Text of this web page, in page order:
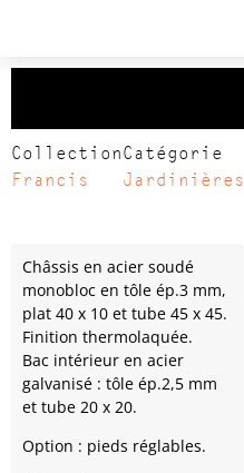
Collection
Francis
Catégorie
Jardinières
Châssis en acier soudé
monobloc en tôle ép.3 mm,
plat 40 x 10 et tube 45 x 45.
Finition thermolaquée.
Bac intérieur en acier
galvanisé : tôle ép.2,5 mm
et tube 20 x 20.
Option : pieds réglables.